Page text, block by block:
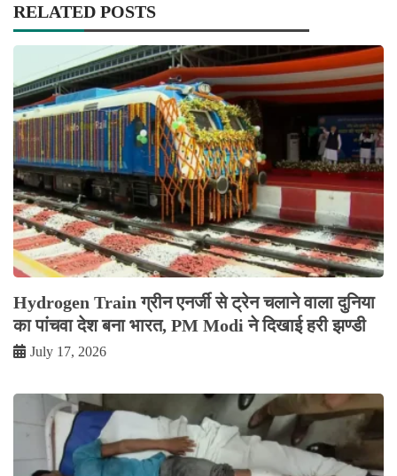
RELATED POSTS
Hydrogen Train ग्रीन एनर्जी से ट्रेन चलाने वाला दुनिया
का पांचवा देश बना भारत, PM Modi ने दिखाई हरी झण्डी
July 17, 2026